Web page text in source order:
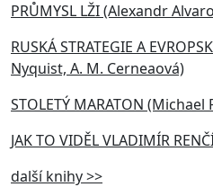
PRŮMYSL LŽI (Alexandr
RUSKÁ STRATEGIE A
Nyquist, A. M. Cerneaová)
STOLETÝ MARATON
JAK TO VIDĚL VLADIMÍR
další knihy >>